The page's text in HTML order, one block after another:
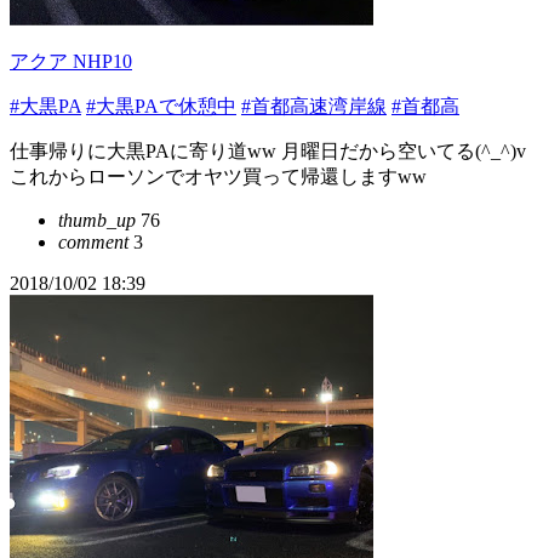
アクア NHP10
#大黒PA #大黒PAで休憩中 #首都高速湾岸線 #首都高
仕事帰りに大黒PAに寄り道ww 月曜日だから空いてる(^_^)v
これからローソンでオヤツ買って帰還しますww
thumb_up 76
comment3
2018/10/02 18:39